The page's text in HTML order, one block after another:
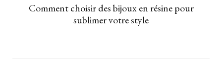
Comment choisir des bijoux en résine pour
sublimer votre style